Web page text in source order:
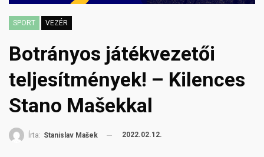
SPORT VEZÉR
Botrányos játékvezetői
teljesítmények! – Kilences
Stano Mašekkal
Írta: Stanislav Mašek 2022.02.12.